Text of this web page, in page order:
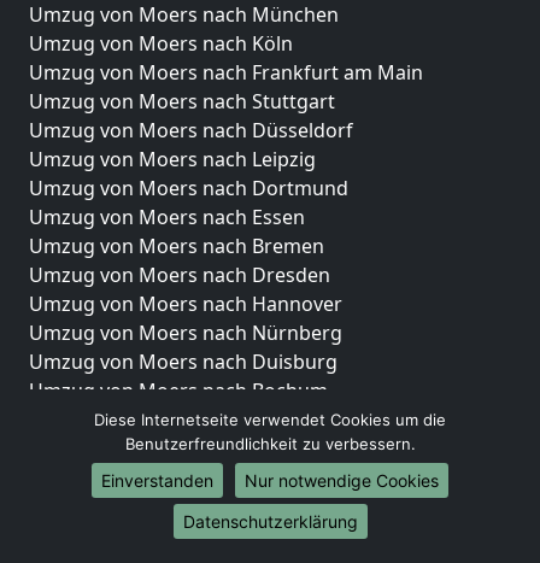
Umzug von Moers nach München
Umzug von Moers nach Köln
Umzug von Moers nach Frankfurt am Main
Umzug von Moers nach Stuttgart
Umzug von Moers nach Düsseldorf
Umzug von Moers nach Leipzig
Umzug von Moers nach Dortmund
Umzug von Moers nach Essen
Umzug von Moers nach Bremen
Umzug von Moers nach Dresden
Umzug von Moers nach Hannover
Umzug von Moers nach Nürnberg
Umzug von Moers nach Duisburg
Umzug von Moers nach Bochum
Umzug von Moers nach Wuppertal
Umzug von Moers nach Bielefeld
Umzug von Moers nach Bonn
Umzug von Moers nach Münster
Diese Internetseite verwendet Cookies um die
Benutzerfreundlichkeit zu verbessern.
Einverstanden
Nur notwendige Cookies
Datenschutzerklärung